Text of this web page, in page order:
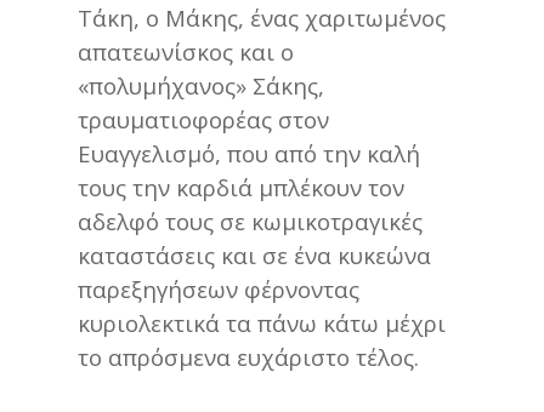
Τάκη, ο Μάκης, ένας χαριτωμένος
απατεωνίσκος και ο
«πολυμήχανος» Σάκης,
τραυματιοφορέας στον
Ευαγγελισμό, που από την καλή
τους την καρδιά μπλέκουν τον
αδελφό τους σε κωμικοτραγικές
καταστάσεις και σε ένα κυκεώνα
παρεξηγήσεων φέρνοντας
κυριολεκτικά τα πάνω κάτω μέχρι
το απρόσμενα ευχάριστο τέλος.